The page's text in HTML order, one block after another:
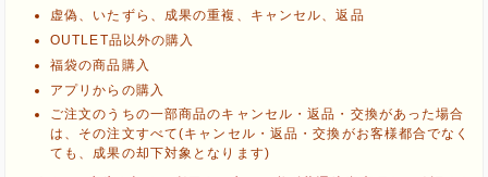
虚偽、いたずら、成果の重複、キャンセル、返品
OUTLET品以外の購入
福袋の商品購入
アプリからの購入
ご注文のうちの一部商品のキャンセル・返品・交換があった場合
は、その注文すべて(キャンセル・返品・交換がお客様都合でなく
ても、成果の却下対象となります)